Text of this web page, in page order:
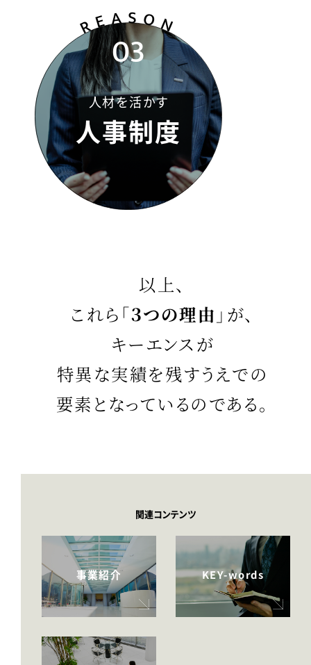
REASO
N
03
人材を活かす
人事制度
以上、
これら「３つの理由 」が、
キーエンスが
特異な実績を残すうえでの
要素となっているのである。
関連コンテンツ
事業紹介 KEY-words